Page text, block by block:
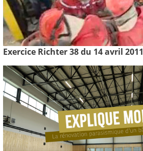
Exercice Richter 38 du 14 avril 2011